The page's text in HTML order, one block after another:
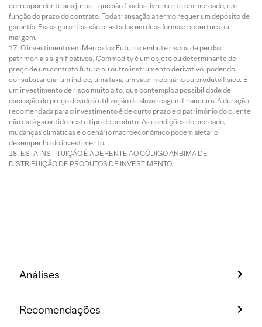
correspondente aos juros – que são fixados livremente em mercado, em
função do prazo do contrato. Toda transação a termo requer um depósito de
garantia. Essas garantias são prestadas em duas formas: cobertura ou
margem.
O investimento em Mercados Futuros embute riscos de perdas
patrimoniais significativos. Commodity é um objeto ou determinante de
preço de um contrato futuro ou outro instrumento derivativo, podendo
consubstanciar um índice, uma taxa, um valor mobiliário ou produto físico. É
um investimento de risco muito alto, que contempla a possibilidade de
oscilação de preço devido à utilização de alavancagem financeira. A duração
recomendada para o investimento é de curto prazo e o patrimônio do cliente
não está garantido neste tipo de produto. As condições de mercado,
mudanças climáticas e o cenário macroeconômico podem afetar o
desempenho do investimento.
ESTA INSTITUIÇÃO É ADERENTE AO CÓDIGO ANBIMA DE
DISTRIBUIÇÃO DE PRODUTOS DE INVESTIMENTO.
Análises
Recomendações